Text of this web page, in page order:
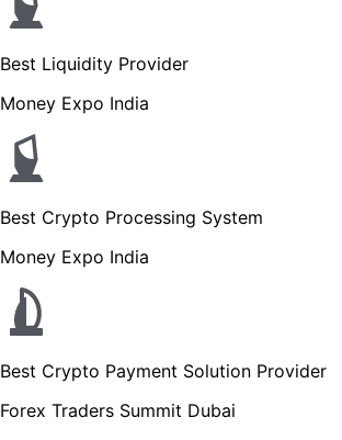
Best Liquidity Provider
Money Expo India
Best Crypto Processing System
Money Expo India
Best Crypto Payment Solution Provider
Forex Traders Summit Dubai